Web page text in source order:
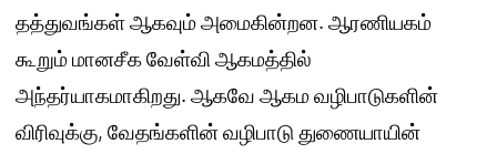
தத்துவங்கள் ஆகவும் அமைகின்றன. ஆரணியகம்
கூறும் மானசீக வேள்வி ஆகமத்தில்
அந்தர்யாகமாகிறது. ஆகவே ஆகம வழிபாடுகளின்
விரிவுக்கு, வேதங்களின் வழிபாடு துணையாயின்